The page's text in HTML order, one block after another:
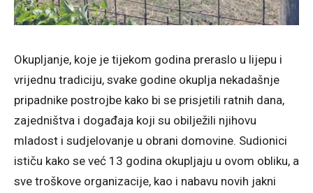
Okupljanje, koje je tijekom godina preraslo u lijepu i
vrijednu tradiciju, svake godine okuplja nekadašnje
pripadnike postrojbe kako bi se prisjetili ratnih dana,
zajedništva i događaja koji su obilježili njihovu
mladost i sudjelovanje u obrani domovine. Sudionici
ističu kako se već 13 godina okupljaju u ovom obliku, a
sve troškove organizacije, kao i nabavu novih jakni